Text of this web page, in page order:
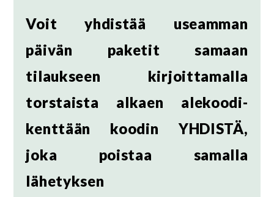
Voit yhdistää useamman
päivän paketit samaan
tilaukseen kirjoittamalla
torstaista alkaen alekoodi-
kenttään koodin YHDISTÄ,
joka poistaa samalla
lähetyksen